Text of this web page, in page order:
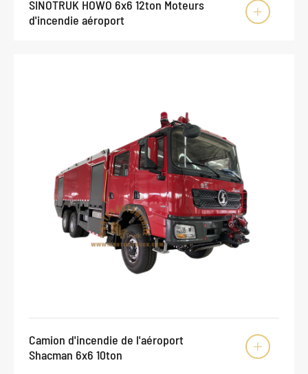
SINOTRUK HOWO 6x6 12ton Moteurs
d'incendie aéroport

Camion d'incendie de l'aéroport
Shacman 6x6 10ton
